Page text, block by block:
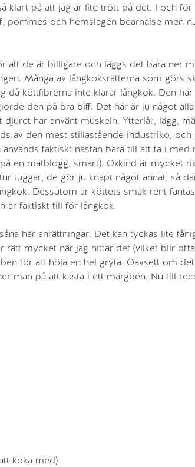
klart på att jag är lite trött på det. I och för
och hemslagen bearnaise men
att de är billigare och läggs det bara ner
Många av långkoksrätterna som görs
köttfibrerna inte klarar långkok. Den
den på bra biff. Det här är ju något
har använt muskeln. Ytterlår, lägg,
av den mest stillastående industriko, och
faktiskt nästan bara till att ta i med
en matblogg, smart). Oxkind är mycket
tuggar, de gör ju knapt något annat, så
Dessutom är köttets smak rent
är faktiskt till för långkok.
här anrättningar. Det kan tyckas lite
mycket när jag hittar det (vilket blir
för att höja en hel gryta. Oavsett om
man på att kasta i ett märgben. Nu till
koka med)